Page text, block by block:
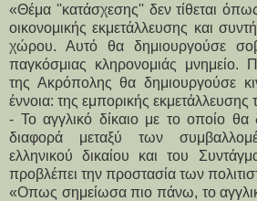
«Θέμα ''κατάσχεσης'' δεν τίθεται
οικονομικής εκμετάλλευσης και
χώρου. Αυτό θα δημιουργούσε
παγκόσμιας κληρονομιάς μνημείο.
της Ακρόπολης θα δημιουργούσε
έννοια: της εμπορικής
- Το αγγλικό δίκαιο με το οποίο θα
διαφορά μεταξύ των
ελληνικού δικαίου και του
προβλέπει την προστασία των
«Οπως σημείωσα πιο πάνω, το